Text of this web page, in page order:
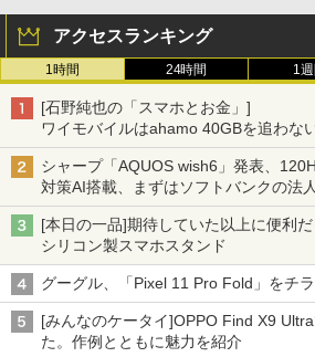
アクセスランキング
1時間 24時間 1
[石野純也の「スマホとお金」]
ワイモバイルはahamo 40GBを追わ
割」の安さと1年限定の注意点
シャープ「AQUOS wish6」発表、
対策AI搭載、まずはソフトバンクの法
[本日の一品]期待していた以上に便利
シリコン製スマホスタンド
グーグル、「Pixel 11 Pro Fold」をチ
[みんなのケータイ]OPPO Find X9
た。作例とともに魅力を紹介